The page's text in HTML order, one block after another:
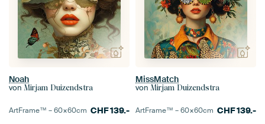
Noah
von Mirjam Duizendstra
ArtFrame™ –60×60cm CHF139.-
MissMatch
von Mirjam Duizendstra
ArtFrame™ –60×60cm CHF139.-